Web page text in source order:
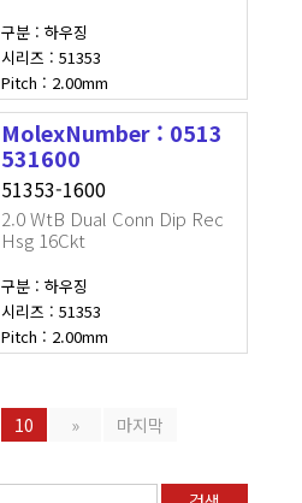
구분 : 하우징
시리즈 : 51353
Pitch : 2.00mm
MolexNumber : 0513
531600
51353-1600
2.0 WtB Dual Conn Dip Rec
Hsg 16Ckt
구분 : 하우징
시리즈 : 51353
Pitch : 2.00mm
10 » 마지막